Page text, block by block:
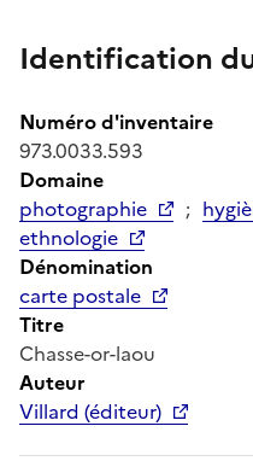
Identification
Numéro d'inventaire
973.0033.593
Domaine
photographie
;
ethnologie
Dénomination
carte postale
Titre
Chasse-or-laou
Auteur
Villard (éditeur)